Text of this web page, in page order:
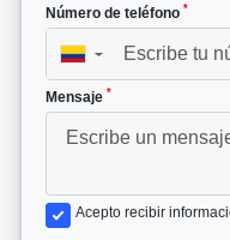
Número de teléfono *
▼
Mensaje *
Acepto recibir